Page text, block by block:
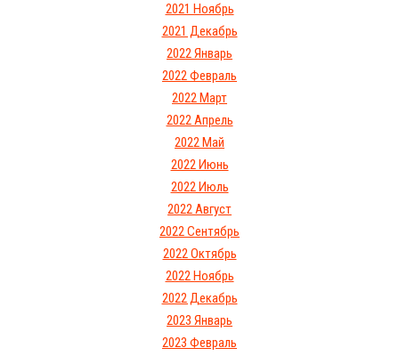
2021 Ноябрь
2021 Декабрь
2022 Январь
2022 Февраль
2022 Март
2022 Апрель
2022 Май
2022 Июнь
2022 Июль
2022 Август
2022 Сентябрь
2022 Октябрь
2022 Ноябрь
2022 Декабрь
2023 Январь
2023 Февраль